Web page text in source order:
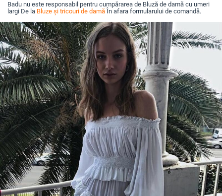
Badu nu este responsabil pentru cumpărarea de Bluză de damă cu umeri
largi De la Bluze și tricouri de damă În afara formularului de comandă.